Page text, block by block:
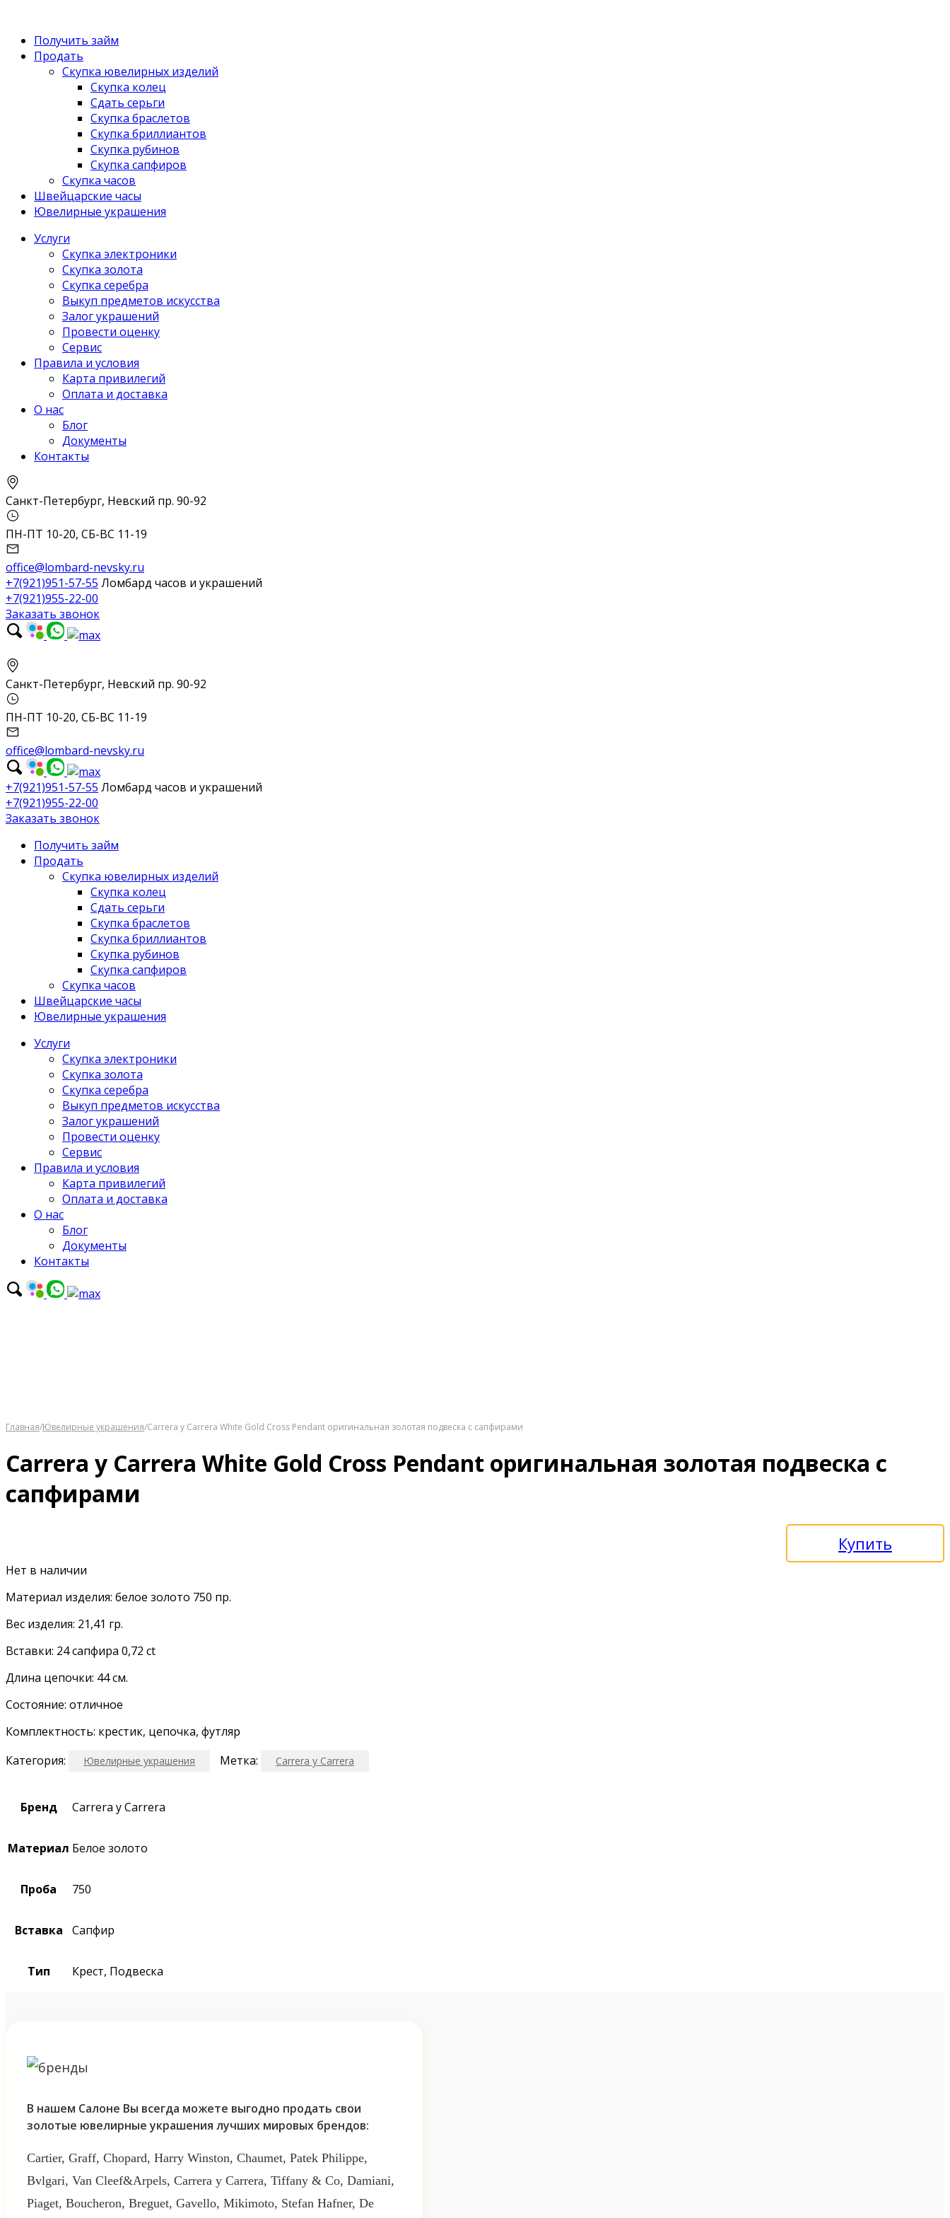
Получить займ
Продать
Скупка ювелирных изделий
Скупка колец
Сдать серьги
Скупка браслетов
Скупка бриллиантов
Скупка рубинов
Скупка сапфиров
Скупка часов
Швейцарские часы
Ювелирные украшения
Услуги
Скупка электроники
Скупка золота
Скупка серебра
Выкуп предметов искусства
Залог украшений
Провести оценку
Сервис
Правила и условия
Карта привилегий
Оплата и доставка
О нас
Блог
Документы
Контакты
Санкт-Петербург, Невский пр. 90-92
ПН-ПТ 10-20, СБ-ВС 11-19
office@lombard-nevsky.ru
+7(921)951-57-55 Ломбард часов и украшений
+7(921)955-22-00
Заказать звонок
Санкт-Петербург, Невский пр. 90-92
ПН-ПТ 10-20, СБ-ВС 11-19
office@lombard-nevsky.ru
+7(921)951-57-55 Ломбард часов и украшений
+7(921)955-22-00
Заказать звонок
Получить займ
Продать
Скупка ювелирных изделий
Скупка колец
Сдать серьги
Скупка браслетов
Скупка бриллиантов
Скупка рубинов
Скупка сапфиров
Скупка часов
Швейцарские часы
Ювелирные украшения
Услуги
Скупка электроники
Скупка золота
Скупка серебра
Выкуп предметов искусства
Залог украшений
Провести оценку
Сервис
Правила и условия
Карта привилегий
Оплата и доставка
О нас
Блог
Документы
Контакты
Главная/Ювелирные украшения/Carrera y Carrera White Gold Cross Pendant оригинальная золотая подвеска с сапфирами
Carrera y Carrera White Gold Cross Pendant оригинальная золотая подвеска с
сапфирами
Купить
Нет в наличии
Материал изделия: белое золото 750 пр.
Вес изделия: 21,41 гр.
Вставки: 24 сапфира 0,72 ct
Длина цепочки: 44 см.
Состояние: отличное
Комплектность: крестик, цепочка, футляр
Категория:
Ювелирные украшения Метка: Carrera y Carrera
Бренд Carrera y Carrera
Материал Белое золото
Проба 750
Вставка Сапфир
Тип Крест, Подвеска
В нашем Салоне Вы всегда можете выгодно продать свои
золотые ювелирные украшения лучших мировых брендов:
Cartier, Graff, Chopard, Harry Winston, Chaumet, Patek Philippe,
Bvlgari, Van Cleef&Arpels, Carrera y Carrera, Tiffany & Co, Damiani,
Piaget, Boucheron, Breguet, Gavello, Mikimoto, Stefan Hafner, De